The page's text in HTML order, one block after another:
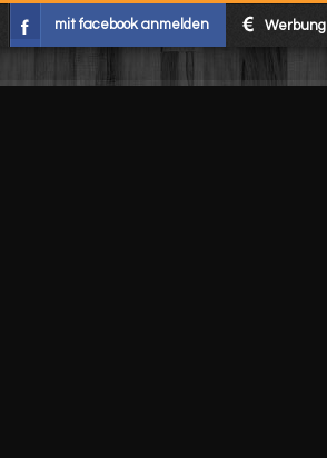
mit facebook anmelden Werbung